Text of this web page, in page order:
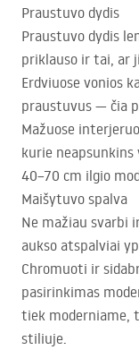
Praustuvo dydis
Praustuvo dydis
priklauso ir tai, ar
Erdviuose vonios
praustuvus — čia
Mažuose
kurie neapsunkins
40–70 cm ilgio
Maišytuvo spalva
Ne mažiau svarbi
aukso atspalviai
Chromuoti ir
pasirinkimas
tiek moderniame,
stiliuje.